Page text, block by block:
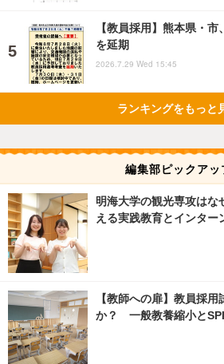
【教員採用】熊本県・
を延期
2026.7.29 Wed 15:45
ランキングをもっと
編集部ピックアッ
明海大学の観光専攻はな
える実践教育とインター
【教師への扉】教員採
か？ 一般教養縮小と